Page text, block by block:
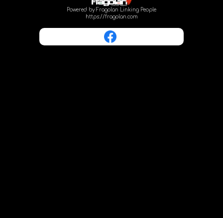
Powered by Fragolan Linking People
https://fragolan.com